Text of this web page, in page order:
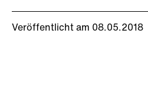
Veröffentlicht am 08.05.2018